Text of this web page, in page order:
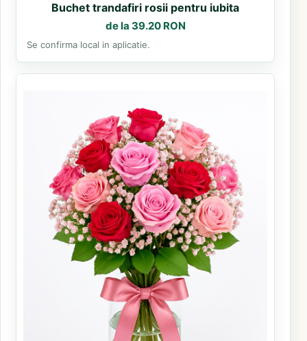
Buchet trandafiri rosii pentru iubita
de la 39.20 RON
Se confirma local in aplicatie.